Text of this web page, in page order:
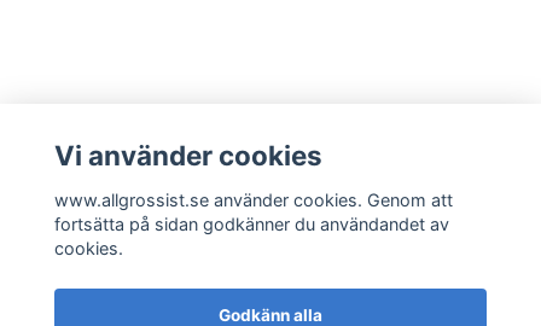
Läs mer
Vi använder cookies
www.allgrossist.se använder cookies. Genom att
fortsätta på sidan godkänner du användandet av
cookies.
Godkänn alla